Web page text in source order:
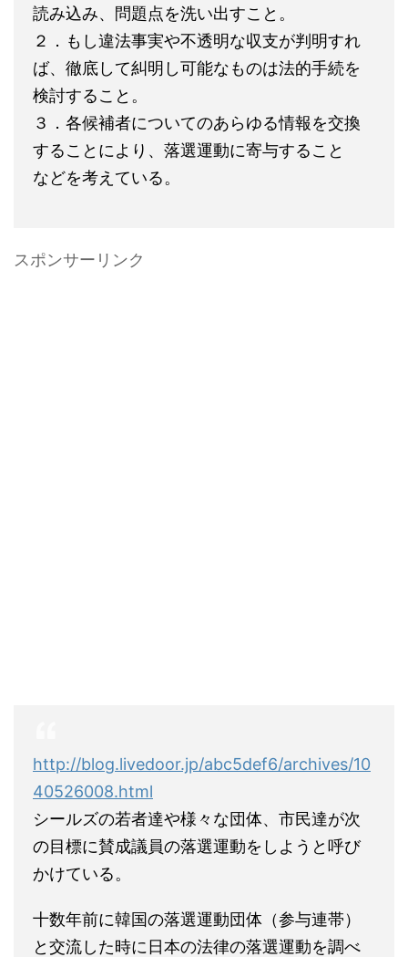
読み込み、問題点を洗い出すこと。
２．もし違法事実や不透明な収支が判明すれ
ば、徹底して糾明し可能なものは法的手続を
検討すること。
３．各候補者についてのあらゆる情報を交換
することにより、落選運動に寄与すること
などを考えている。
スポンサーリンク
http://blog.livedoor.jp/abc5def6/archives/10
40526008.html
シールズの若者達や様々な団体、市民達が次
の目標に賛成議員の落選運動をしようと呼び
かけている。
十数年前に韓国の落選運動団体（参与連帯）
と交流した時に日本の法律の落選運動を調べ